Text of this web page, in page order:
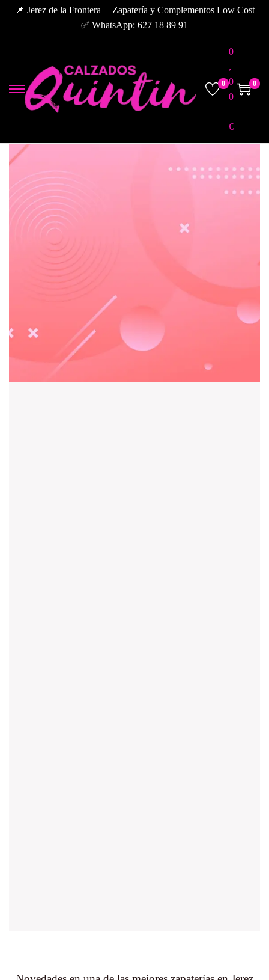
📌 Jerez de la Frontera
Zapatería y Complementos Low Cost
✅ WhatsApp: 627 18 89 91
0
0
,
0
0
€
0